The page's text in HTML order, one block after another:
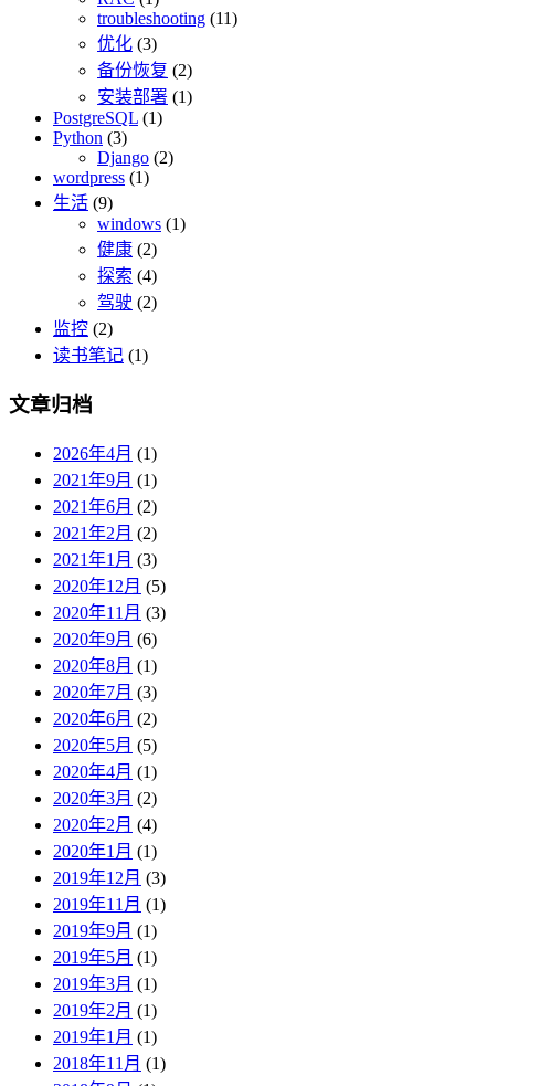
troubleshooting (11)
优化 (3)
备份恢复 (2)
安装部署 (1)
PostgreSQL (1)
Python (3)
Django (2)
wordpress (1)
生活 (9)
windows (1)
健康 (2)
探索 (4)
驾驶 (2)
监控 (2)
读书笔记 (1)
文章归档
2026年4月 (1)
2021年9月 (1)
2021年6月 (2)
2021年2月 (2)
2021年1月 (3)
2020年12月 (5)
2020年11月 (3)
2020年9月 (6)
2020年8月 (1)
2020年7月 (3)
2020年6月 (2)
2020年5月 (5)
2020年4月 (1)
2020年3月 (2)
2020年2月 (4)
2020年1月 (1)
2019年12月 (3)
2019年11月 (1)
2019年9月 (1)
2019年5月 (1)
2019年3月 (1)
2019年2月 (1)
2019年1月 (1)
2018年11月 (1)